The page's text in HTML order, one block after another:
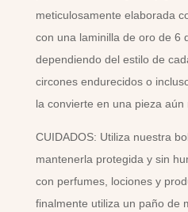
meticulosamente elaborada
con una laminilla de oro de 6
dependiendo del estilo de
circones endurecidos o
la convierte en una pieza aún
CUIDADOS: Utiliza nuestra
mantenerla protegida y sin
con perfumes, lociones y
finalmente utiliza un paño de